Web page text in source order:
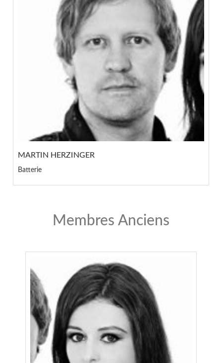
MARTIN HERZINGER
Batterie
Membres Anciens